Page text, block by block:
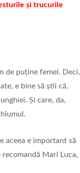
și trucurile
de puține femei. Deci,
e bine să știi că,
Și care, da,
aceea e important să
recomandă Mari Luca,